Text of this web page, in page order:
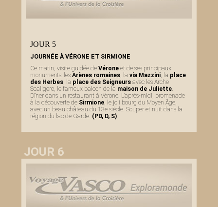
JOUR 5
JOURNÉE À VÉRONE ET SIRMIONE
Ce matin, visite guidée de Vérone et de ses principaux
monuments: les Arènes romaines, la via Mazzini, la place
des Herbes, la place des Seigneurs avec les Arche
Scaligere, le fameux balcon de la maison de Juliette.
Dîner dans un restaurant à Vérone. L’après-midi, promenade
à la découverte de Sirmione, le joli bourg du Moyen Âge,
avec un beau château du 13e siècle. Souper et nuit dans la
région du lac de Garde. (PD, D, S)
JOUR 6